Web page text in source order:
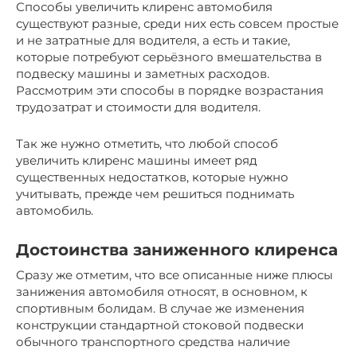
Способы увеличить клиренс автомобиля
существуют разные, среди них есть совсем простые
и не затратные для водителя, а есть и такие,
которые потребуют серьёзного вмешательства в
подвеску машины и заметных расходов.
Рассмотрим эти способы в порядке возрастания
трудозатрат и стоимости для водителя.
Так же нужно отметить, что любой способ
увеличить клиренс машины имеет ряд
существенных недостатков, которые нужно
учитывать, прежде чем решиться поднимать
автомобиль.
Достоинства заниженного клиренса
Сразу же отметим, что все описанные ниже плюсы
занижения автомобиля относят, в основном, к
спортивным болидам. В случае же изменения
конструкции стандартной стоковой подвески
обычного транспортного средства наличие